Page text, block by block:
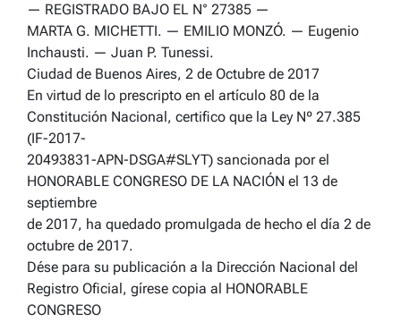
— REGISTRADO BAJO EL N° 27385 —
MARTA G. MICHETTI. — EMILIO MONZÓ. — Eugenio
Inchausti. — Juan P. Tunessi.
Ciudad de Buenos Aires, 2 de Octubre de 2017
En virtud de lo prescripto en el artículo 80 de la
Constitución Nacional, certifico que la Ley Nº 27.385
(IF-2017-
20493831-APN-DSGA#SLYT) sancionada por el
HONORABLE CONGRESO DE LA NACIÓN el 13 de
septiembre
de 2017, ha quedado promulgada de hecho el día 2 de
octubre de 2017.
Dése para su publicación a la Dirección Nacional del
Registro Oficial, gírese copia al HONORABLE
CONGRESO